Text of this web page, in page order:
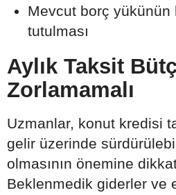
Mevcut borç yükünün
tutulması
Aylık Taksit
Zorlamamalı
Uzmanlar, konut kredisi
gelir üzerinde
olmasının önemine
Beklenmedik giderler ve